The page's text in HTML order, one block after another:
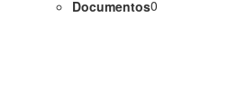
Documentos0